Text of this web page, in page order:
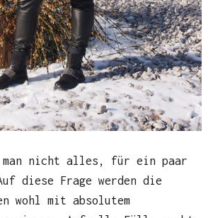
man nicht alles, für ein paar
diese Frage werden die
wohl mit absolutem